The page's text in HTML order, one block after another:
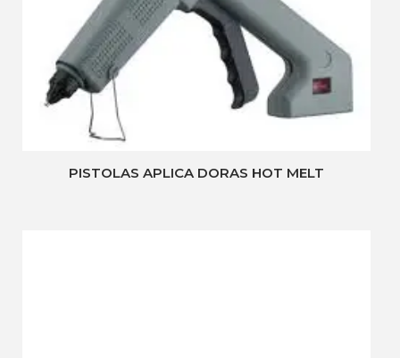
PISTOLAS APLICA DORAS HOT MELT